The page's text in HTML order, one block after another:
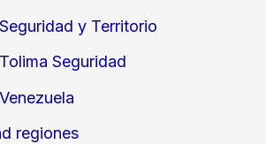
y Territorio
Seguridad
regiones